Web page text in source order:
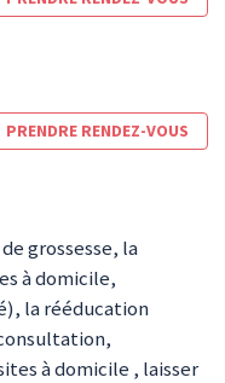
PRENDRE RENDEZ-VOUS
grossesse, la
à domicile,
la rééducation
à domicile , laisser